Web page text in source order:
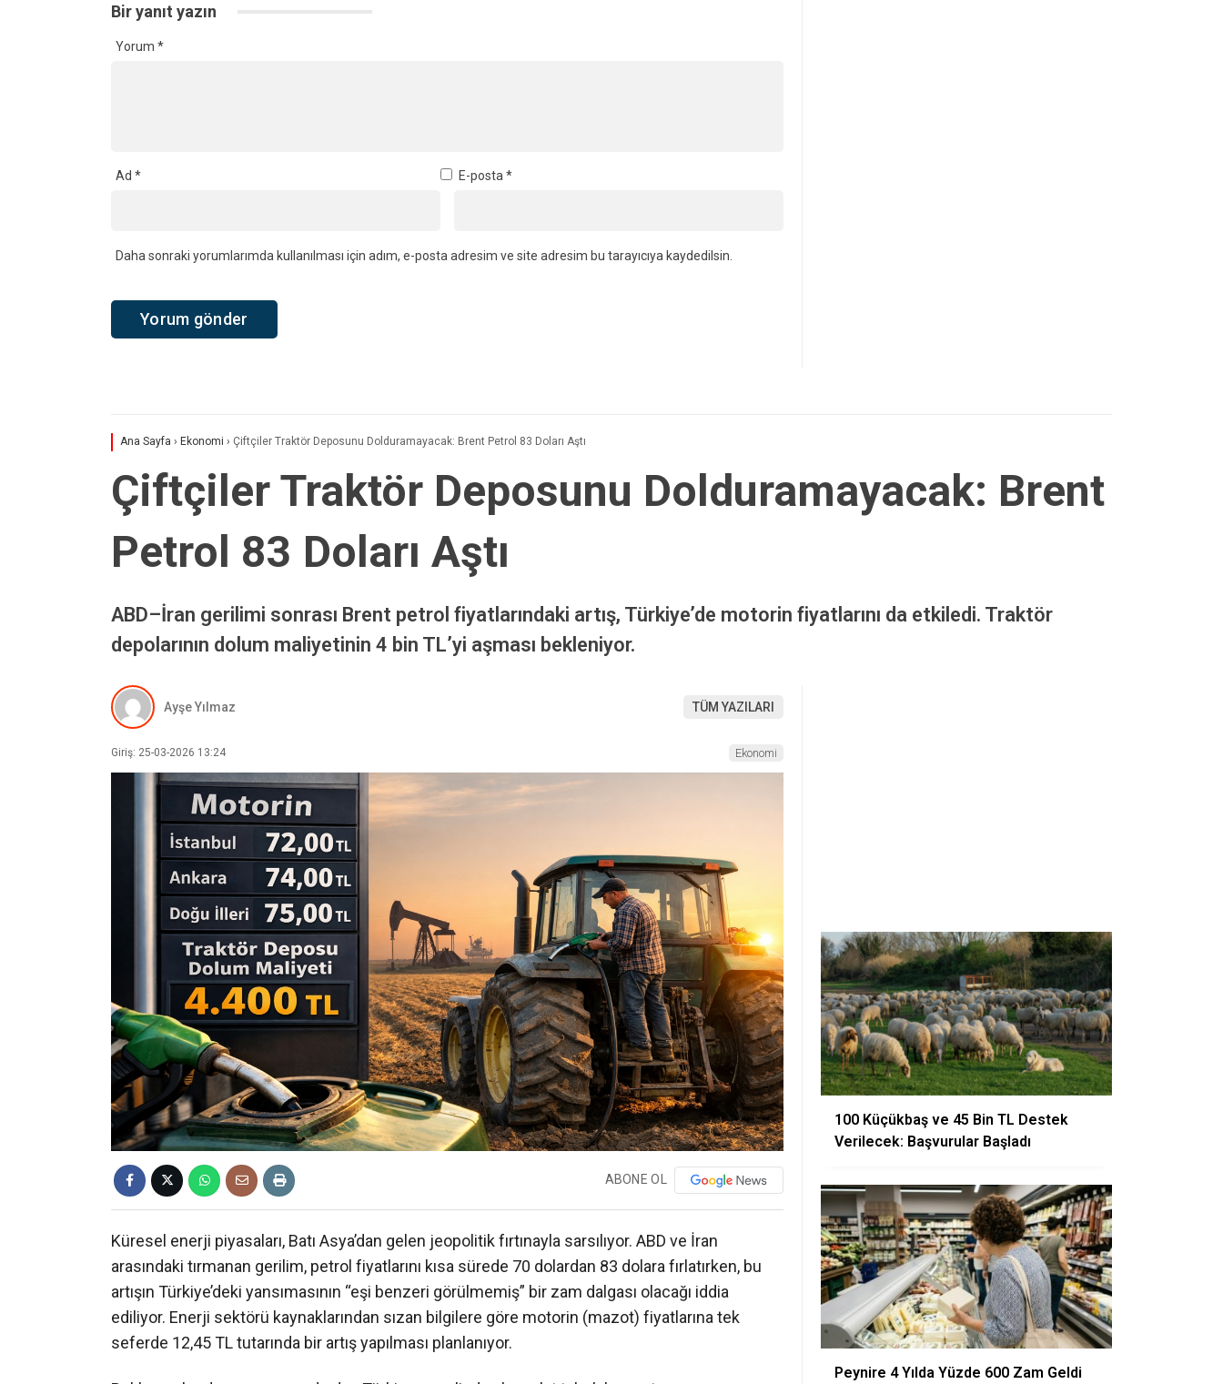
Bir yanıt yazın
Yorum *
Ad * E-posta*
Daha sonraki yorumlarımda kullanılması için adım, e-posta adresim ve site adresim bu tarayıcıya kaydedilsin.
Ana Sayfa › Ekonomi › Çiftçiler Traktör Deposunu Dolduramayacak: Brent Petrol 83 Doları Aştı
Çiftçiler Traktör Deposunu Dolduramayacak: Brent
Petrol 83 Doları Aştı
ABD–İran gerilimi sonrası Brent petrol fiyatlarındaki artış, Türkiye’de motorin fiyatlarını da etkiledi. Traktör
depolarının dolum maliyetinin 4 bin TL’yi aşması bekleniyor.
Ayşe Yılmaz TÜM YAZILARI
Giriş: 25-03-2026 13:24 Ekonomi
ABONE OL
Küresel enerji piyasaları, Batı Asya’dan gelen jeopolitik fırtınayla sarsılıyor. ABD ve İran
arasındaki tırmanan gerilim, petrol fiyatlarını kısa sürede 70 dolardan 83 dolara fırlatırken, bu
artışın Türkiye’deki yansımasının “eşi benzeri görülmemiş” bir zam dalgası olacağı iddia
ediliyor. Enerji sektörü kaynaklarından sızan bilgilere göre motorin (mazot) fiyatlarına tek
seferde 12,45 TL tutarında bir artış yapılması planlanıyor.
100 Küçükbaş ve 45 Bin TL Destek
Verilecek: Başvurular Başladı
Peynire 4 Yılda Yüzde 600 Zam Geldi